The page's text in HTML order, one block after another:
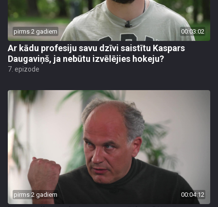
pirms 2 gadiem 00:03:02
Ar kādu profesiju savu dzīvi saistītu Kaspars
Daugaviņš, ja nebūtu izvēlējies hokeju?
7. epizode
pirms 2 gadiem 00:04:12